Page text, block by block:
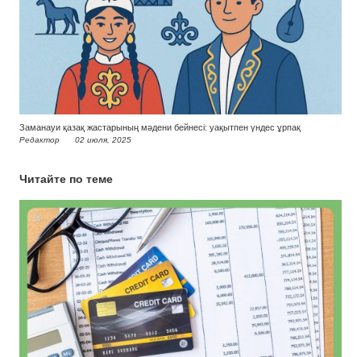
Заманауи қазақ жастарының мәдени бейнесі: уақытпен үндес ұрпақ
Редактор 02 июля, 2025
Читайте по теме